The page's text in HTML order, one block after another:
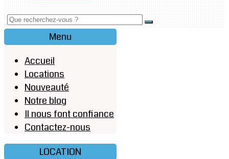
Menu
Accueil
Locations
Nouveauté
Notre blog
Il nous font confiance
Contactez-nous
LOCATION